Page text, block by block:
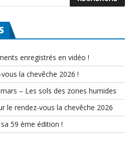
enregistrés en vidéo !
la chevêche 2026 !
– Les sols des zones humides
le rendez-vous la chevêche 2026
59 ème édition !